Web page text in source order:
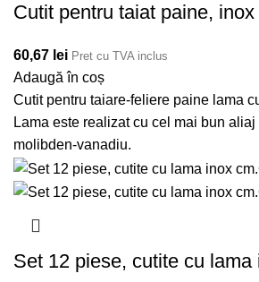
Cutit pentru taiat paine,
60,67 lei Pret cu TVA inclus
Adaugă în coș
Cutit pentru taiare-feliere paine lama
Lama este realizat cu cel mai bun aliaj
molibden-vanadiu.
Set 12 piese, cutite cu lama